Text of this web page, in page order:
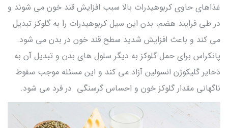
غذاهای حاوی کربوهیدرات بالا سبب افزایش قند خون می شوند و
در طی فرایند هضم، بدن این سیل کربوهیدرات را به گلوکز تبدیل
می کند و باعث افزایش شدید سطح قند خون در بدن می شود.
پانکراس برای حمل گلوکز به دیگر سلول های بدن و تبدیل آن به
ذخایر گلیکوژن انسولین آزاد می کند و این مسئله موجب سقوط
ناگهانی مقدار گلوکز خون و احساس گرسنگی در فرد می شود.